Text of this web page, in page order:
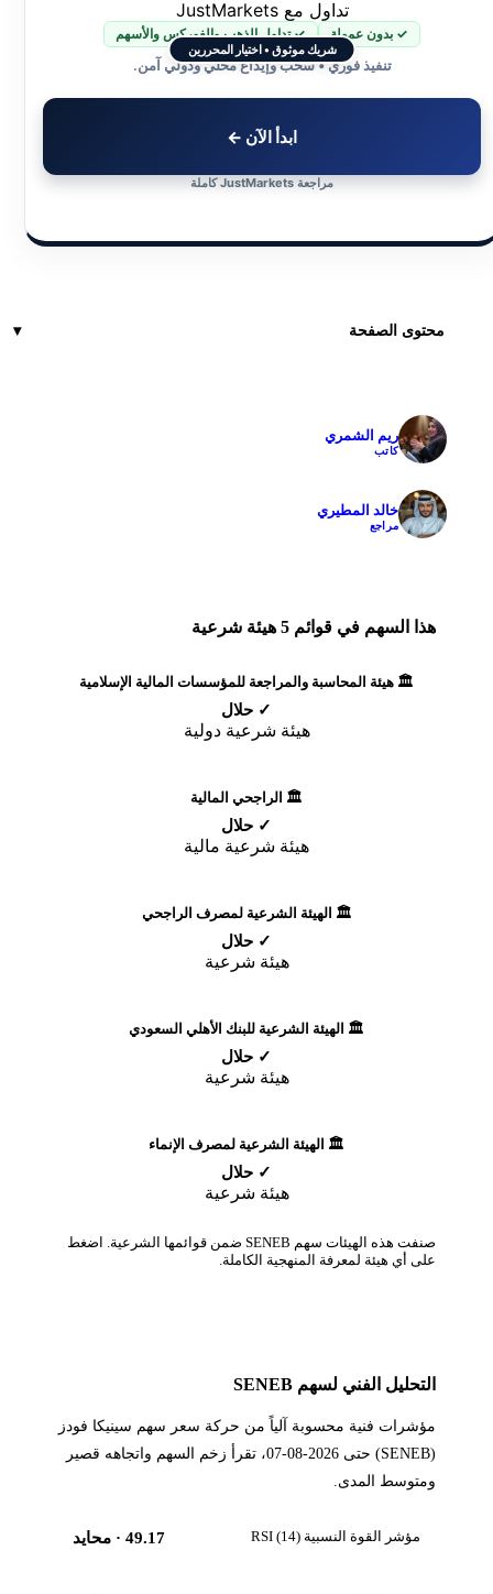
شريك موثوق • اختيار المحررين
تداول مع JustMarkets
✓ بدون عمولة ✓ تداول الذهب والفوركس والأسهم
تنفيذ فوري • سحب وإيداع محلي ودولي آمن.
ابدأ الآن ←
مراجعة JustMarkets كاملة
محتوى الصفحة
ريم الشمري
كاتب
خالد المطيري
مراجع
هذا السهم في قوائم 5 هيئة شرعية
🏛️ هيئة المحاسبة والمراجعة للمؤسسات المالية الإسلامية
✓ حلال
هيئة شرعية دولية
🏛️ الراجحي المالية
✓ حلال
هيئة شرعية مالية
🏛️ الهيئة الشرعية لمصرف الراجحي
✓ حلال
هيئة شرعية
🏛️ الهيئة الشرعية للبنك الأهلي السعودي
✓ حلال
هيئة شرعية
🏛️ الهيئة الشرعية لمصرف الإنماء
✓ حلال
هيئة شرعية
صنفت هذه الهيئات سهم SENEB ضمن قوائمها الشرعية. اضغط
على أي هيئة لمعرفة المنهجية الكاملة.
التحليل الفني لسهم SENEB
مؤشرات فنية محسوبة آلياً من حركة سعر سهم سينيكا فودز
(SENEB) حتى 2026-08-07، تقرأ زخم السهم واتجاهه قصير
ومتوسط المدى.
مؤشر القوة النسبية RSI (14) 49.17· محايد